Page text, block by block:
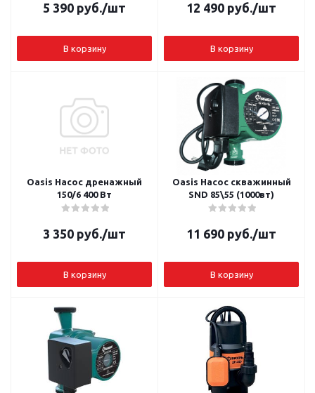
5 390 руб./шт
В корзину
12 490 руб./шт
В корзину
Oasis Насос дренажный
150/6 400 Вт
3 350 руб./шт
В корзину
Oasis Насос скважинный
SND 85\55 (1000вт)
11 690 руб./шт
В корзину